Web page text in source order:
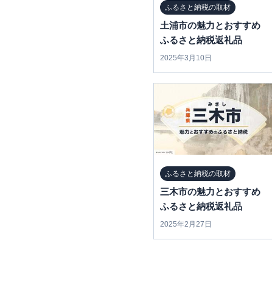
ふるさと納税の取材
土浦市の魅力とおすすめ
ふるさと納税返礼品
2025年3月10日
ふるさと納税の取材
三木市の魅力とおすすめ
ふるさと納税返礼品
2025年2月27日